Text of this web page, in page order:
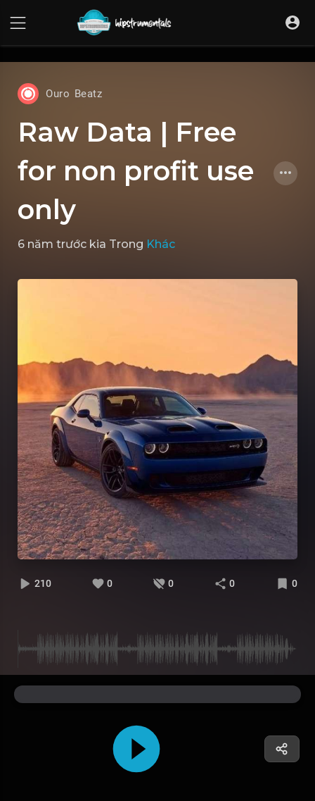
Ouro Beatz
Raw Data | Free
for non profit use
only
6 năm trước kia Trong Khác
210 0 0 0 0